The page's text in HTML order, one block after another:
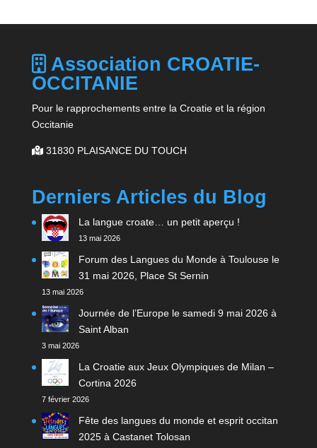
Association CROATIE-
OCCITANIE
Pour le rapprochements entre la Croatie et la région
Occitanie
31830 PLAISANCE DU TOUCH
Derniers Articles du Blog
La langue croate… un petit aperçu !
13 mai 2026
Forum des Langues du Monde à Toulouse le
31 mai 2026, Place St Sernin
13 mai 2026
Journée de l’Europe le samedi 9 mai 2026 à
Saint Alban
3 mai 2026
La Croatie aux Jeux Olympiques de Milan –
Cortina 2026
7 février 2026
Fête des langues du monde et esprit occitan
2025 à Castanet Tolosan